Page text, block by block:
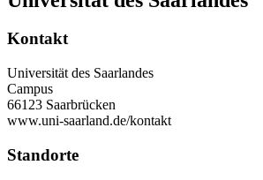
Kontakt
Universität des Saarlandes
Campus
66123 Saarbrücken
www.uni-saarland.de/kontakt
Standorte